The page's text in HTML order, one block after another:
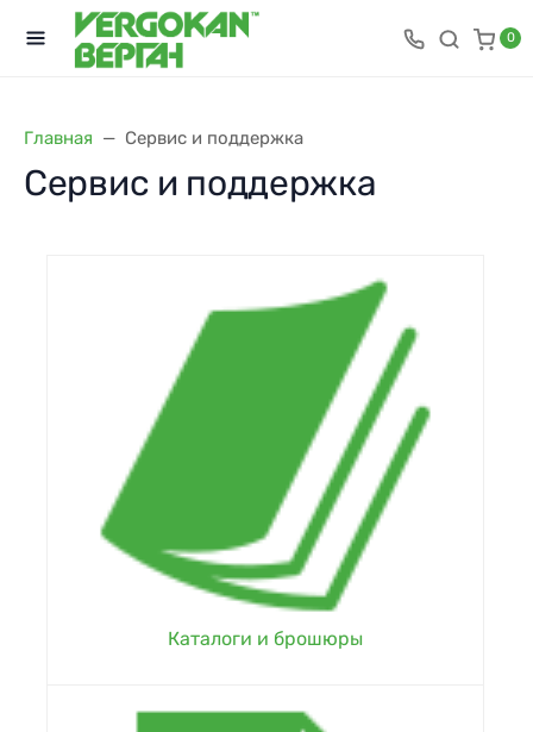
0
Главная Сервис и поддержка
Сервис и поддержка
Каталоги и брошюры